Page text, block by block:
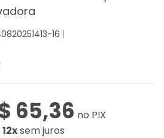
16
65,36 no PIX
12xsem juros